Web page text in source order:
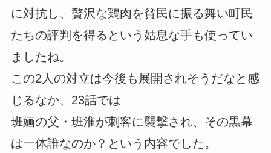
に対抗し、贅沢な鶏肉を貧民に振る舞い町民
たちの評判を得るという姑息な手も使ってい
ましたね。
この2人の対立は今後も展開されそうだなと感
じるなか、23話では
班婳の父・班淮が刺客に襲撃され、その黒幕
は一体誰なのか？という内容でした。